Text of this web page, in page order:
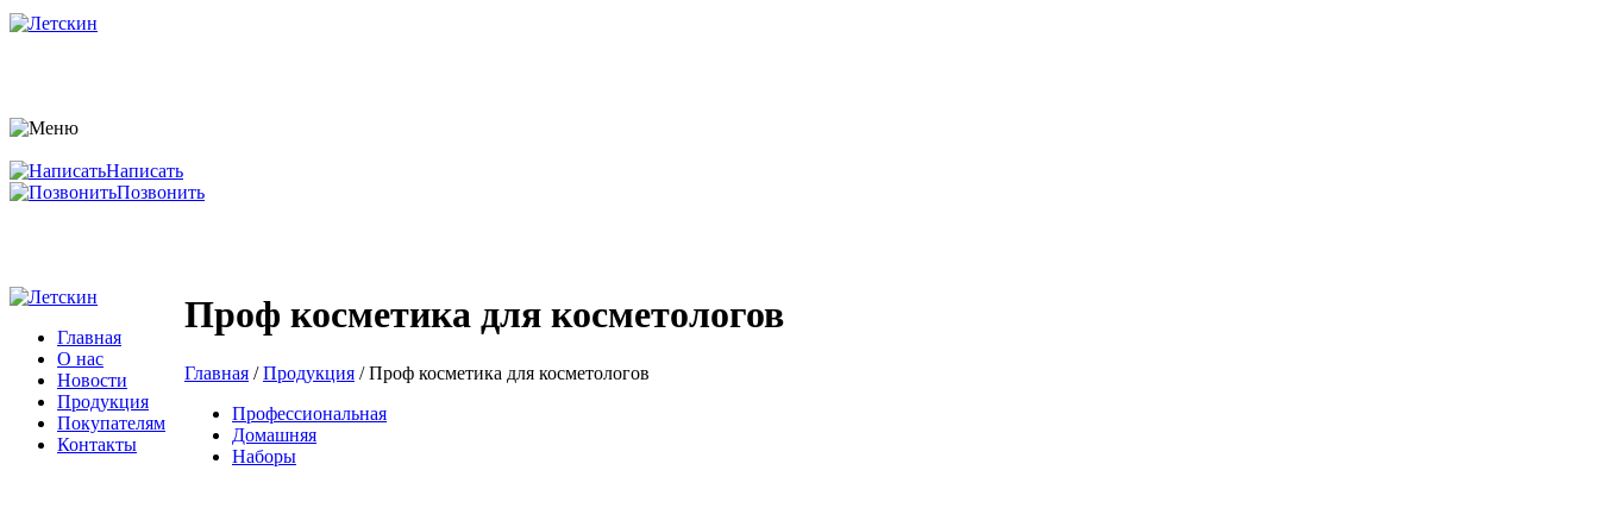
Написать
Позвонить
Главная
О нас
Новости
Продукция
Покупателям
Контакты
Проф косметика для косметологов
Главная / Продукция /Проф косметика для косметологов
Профессиональная
Домашняя
Наборы